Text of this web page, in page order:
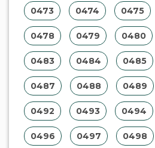
0473 0474 0475
0478 0479 0480
0483 0484 0485
0487 0488 0489
0492 0493 0494
0496 0497 0498